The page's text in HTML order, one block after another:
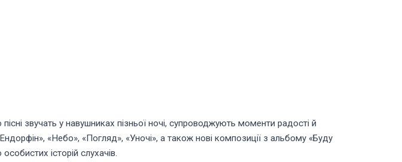
звучать у навушниках пізньої ночі, супроводжують моменти радості й
«Небо», «Погляд», «Уночі», а також нові композиції з альбому «Буду
історій слухачів.